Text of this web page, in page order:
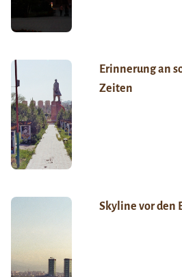
Erinnerung an
Zeiten
Skyline vor den